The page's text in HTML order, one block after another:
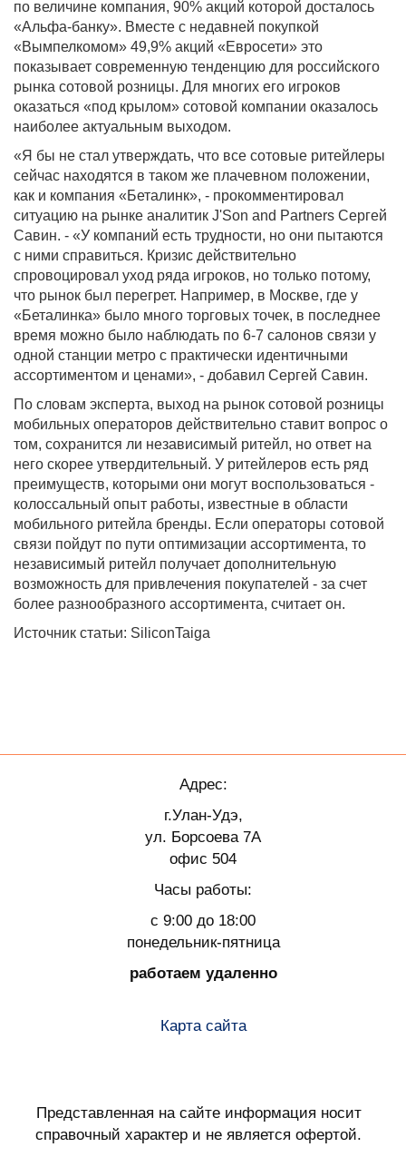
по величине компания, 90% акций которой досталось
«Альфа-банку». Вместе с недавней покупкой
«Вымпелкомом» 49,9% акций «Евросети» это
показывает современную тенденцию для российского
рынка сотовой розницы. Для многих его игроков
оказаться «под крылом» сотовой компании оказалось
наиболее актуальным выходом.
«Я бы не стал утверждать, что все сотовые ритейлеры
сейчас находятся в таком же плачевном положении,
как и компания «Беталинк», - прокомментировал
ситуацию на рынке аналитик J'Son and Partners Сергей
Савин. - «У компаний есть трудности, но они пытаются
с ними справиться. Кризис действительно
спровоцировал уход ряда игроков, но только потому,
что рынок был перегрет. Например, в Москве, где у
«Беталинка» было много торговых точек, в последнее
время можно было наблюдать по 6-7 салонов связи у
одной станции метро с практически идентичными
ассортиментом и ценами», - добавил Сергей Савин.
По словам эксперта, выход на рынок сотовой розницы
мобильных операторов действительно ставит вопрос о
том, сохранится ли независимый ритейл, но ответ на
него скорее утвердительный. У ритейлеров есть ряд
преимуществ, которыми они могут воспользоваться -
колоссальный опыт работы, известные в области
мобильного ритейла бренды. Если операторы сотовой
связи пойдут по пути оптимизации ассортимента, то
независимый ритейл получает дополнительную
возможность для привлечения покупателей - за счет
более разнообразного ассортимента, считает он.
Источник статьи: SiliconTaiga
Адрес:
г.Улан-Удэ,
ул. Борсоева 7А
офис 504
Часы работы:
с 9:00 до 18:00
понедельник-пятница
работаем удаленно
Карта сайта
Представленная на сайте информация носит
справочный характер и не является офертой.